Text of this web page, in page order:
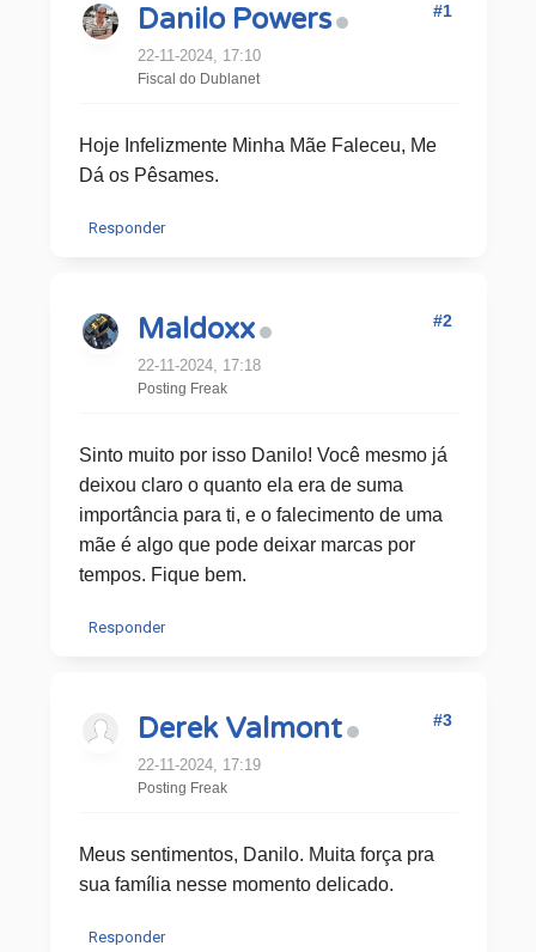
Danilo Powers
22-11-2024, 17:10
Fiscal do Dublanet
#1
Hoje Infelizmente Minha Mãe Faleceu, Me
Dá os Pêsames.
Responder
Maldoxx
22-11-2024, 17:18
Posting Freak
#2
Sinto muito por isso Danilo! Você mesmo já
deixou claro o quanto ela era de suma
importância para ti, e o falecimento de uma
mãe é algo que pode deixar marcas por
tempos. Fique bem.
Responder
Derek Valmont
22-11-2024, 17:19
Posting Freak
#3
Meus sentimentos, Danilo. Muita força pra
sua família nesse momento delicado.
Responder